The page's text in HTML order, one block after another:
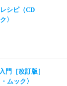
シピ（CD
〉
門［改訂版］
ムック〉